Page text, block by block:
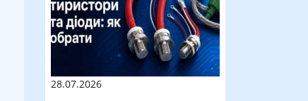
28.07.2026